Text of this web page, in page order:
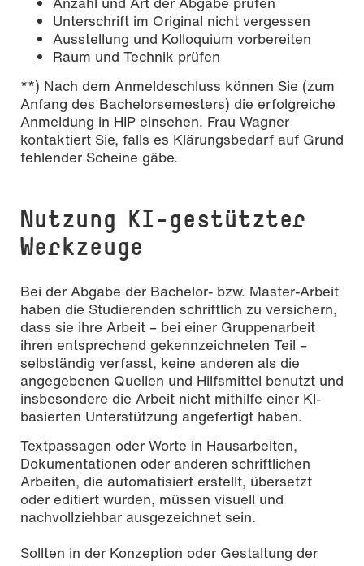
Unterschrift im Original nicht vergessen
Ausstellung und Kolloquium vorbereiten
Raum und Technik prüfen
**) Nach dem Anmeldeschluss können Sie (zum
Anfang des Bachelorsemesters) die erfolgreiche
Anmeldung in HIP einsehen. Frau Wagner
kontaktiert Sie, falls es Klärungsbedarf auf Grund
fehlender Scheine gäbe.
Nutzung KI-gestützter
Werkzeuge
Bei der Abgabe der Bachelor- bzw. Master-Arbeit
haben die Studierenden schriftlich zu versichern,
dass sie ihre Arbeit – bei einer Gruppenarbeit
ihren entsprechend gekennzeichneten Teil –
selbständig verfasst, keine anderen als die
angegebenen Quellen und Hilfsmittel benutzt und
insbesondere die Arbeit nicht mithilfe einer KI-
basierten Unterstützung angefertigt haben.
Textpassagen oder Worte in Hausarbeiten,
Dokumentationen oder anderen schriftlichen
Arbeiten, die automatisiert erstellt, übersetzt
oder editiert wurden, müssen visuell und
nachvollziehbar ausgezeichnet sein.
Sollten in der Konzeption oder Gestaltung der